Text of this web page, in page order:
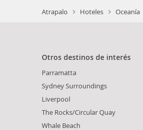
Atrapalo Hoteles Oceanía
Otros destinos de interés
Parramatta
Sydney Surroundings
Liverpool
The Rocks/Circular Quay
Whale Beach